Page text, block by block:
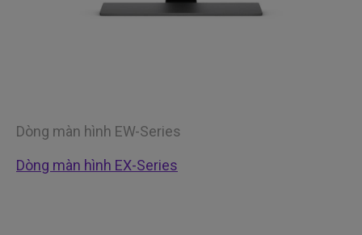
Dòng màn hình EW-Series
Dòng màn hình EX-Series